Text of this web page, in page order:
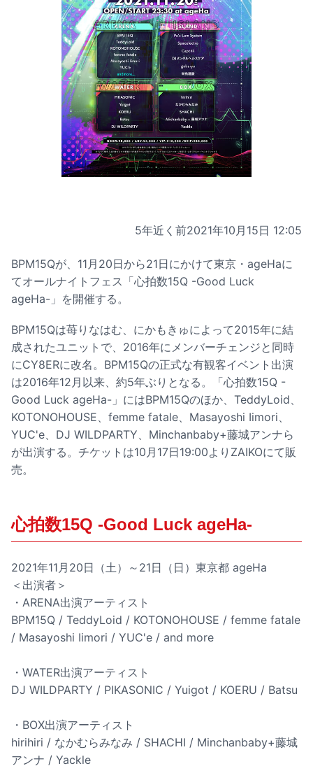
5年近く前2021年10月15日 12:05
BPM15Qが、11月20日から21日にかけて東京・ageHaに
てオールナイトフェス「心拍数15Q -Good Luck
ageHa-」を開催する。
BPM15Qは苺りなはむ、にかもきゅによって2015年に結
成されたユニットで、2016年にメンバーチェンジと同時
にCY8ERに改名。BPM15Qの正式な有観客イベント出演
は2016年12月以来、約5年ぶりとなる。「心拍数15Q -
Good Luck ageHa-」にはBPM15Qのほか、TeddyLoid、
KOTONOHOUSE、femme fatale、Masayoshi Iimori、
YUC'e、DJ WILDPARTY、Minchanbaby+藤城アンナら
が出演する。チケットは10月17日19:00よりZAIKOにて販
売。
心拍数15Q -Good Luck ageHa-
2021年11月20日（土）～21日（日）東京都 ageHa
＜出演者＞
・ARENA出演アーティスト
BPM15Q / TeddyLoid / KOTONOHOUSE / femme fatale
/ Masayoshi Iimori / YUC'e / and more
・WATER出演アーティスト
DJ WILDPARTY / PIKASONIC / Yuigot / KOERU / Batsu
・BOX出演アーティスト
hirihiri / なかむらみなみ / SHACHI / Minchanbaby+藤城
アンナ / Yackle